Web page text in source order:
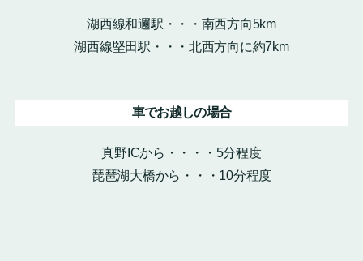
湖西線和邇駅・・・南西方向5km
湖西線堅田駅・・・北西方向に約7km
車でお越しの場合
真野ICから・・・・5分程度
琵琶湖大橋から・・・10分程度